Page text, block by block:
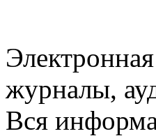
журналы,
Вся